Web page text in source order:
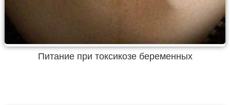
Питание при токсикозе беременных